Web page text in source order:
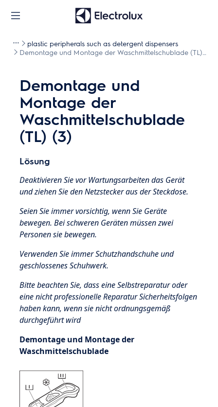
plastic peripherals such as detergent dispensers
Demontage und Montage der Waschmittelschublade (TL)
Demontage und
Montage der
Waschmittelschublade
(TL) (3)
Lösung
Deaktivieren Sie vor Wartungsarbeiten das Gerät
und ziehen Sie den Netzstecker aus der Steckdose.
Seien Sie immer vorsichtig, wenn Sie Geräte
bewegen. Bei schweren Geräten müssen zwei
Personen sie bewegen.
Verwenden Sie immer Schutzhandschuhe und
geschlossenes Schuhwerk.
Bitte beachten Sie, dass eine Selbstreparatur oder
eine nicht professionelle Reparatur Sicherheitsfolgen
haben kann, wenn sie nicht ordnungsgemäß
durchgeführt wird
Demontage und Montage der
Waschmittelschublade